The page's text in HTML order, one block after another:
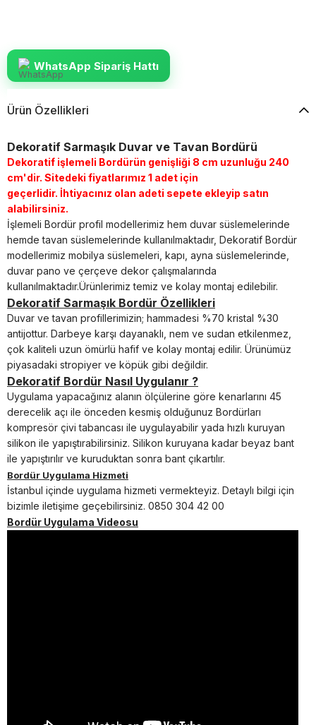
WhatsApp Sipariş Hattı
Ürün Özellikleri
Dekoratif Sarmaşık Duvar ve Tavan Bordürü
Dekoratif işlemeli Bordürün genişliği 8 cm uzunluğu 240
cm'dir. Sitedeki fiyatlarımız 1 adet için
geçerlidir. İhtiyacınız olan adeti sepete ekleyip satın
alabilirsiniz.
İşlemeli Bordür profil modellerimiz hem duvar süslemelerinde
hemde tavan süslemelerinde kullanılmaktadır, Dekoratif Bordür
modellerimiz mobilya süslemeleri, kapı, ayna süslemelerinde,
duvar pano ve çerçeve dekor çalışmalarında
kullanılmaktadır.Ürünlerimiz temiz ve kolay montaj edilebilir.
Dekoratif Sarmaşık Bordür Özellikleri
Duvar ve tavan profillerimizin; hammadesi %70 kristal %30
antijottur. Darbeye karşı dayanaklı, nem ve sudan etkilenmez,
çok kaliteli uzun ömürlü hafif ve kolay montaj edilir. Ürünümüz
piyasadaki stropiyer ve köpük gibi değildir.
Dekoratif Bordür Nasıl Uygulanır ?
Uygulama yapacağınız alanın ölçülerine göre kenarlarını 45
derecelik açı ile önceden kesmiş olduğunuz Bordürları
kompresör çivi tabancası ile uygulayabilir yada hızlı kuruyan
silikon ile yapıştırabilirsiniz. Silikon kuruyana kadar beyaz bant
ile yapıştırılır ve kuruduktan sonra bant çıkartılır.
Bordür Uygulama Hizmeti
İstanbul içinde uygulama hizmeti vermekteyiz. Detaylı bilgi için
bizimle iletişime geçebilirsiniz. 0850 304 42 00
Bordür Uygulama Videosu